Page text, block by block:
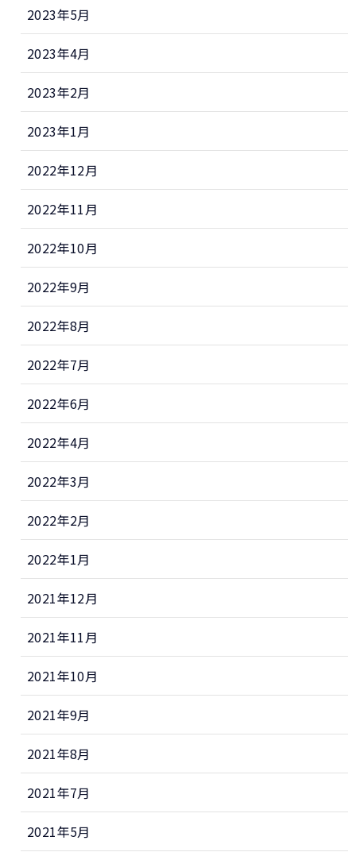
2023年5月
2023年4月
2023年2月
2023年1月
2022年12月
2022年11月
2022年10月
2022年9月
2022年8月
2022年7月
2022年6月
2022年4月
2022年3月
2022年2月
2022年1月
2021年12月
2021年11月
2021年10月
2021年9月
2021年8月
2021年7月
2021年5月